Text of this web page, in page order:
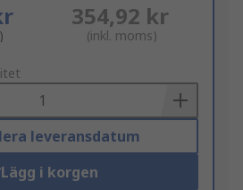
354,92 kr
(inkl. moms)
leveransdatum
Lägg i korgen